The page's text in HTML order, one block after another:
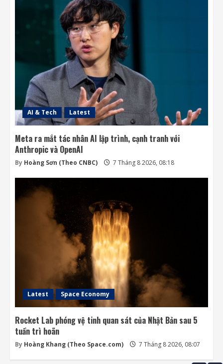
AI & Tech Latest
Meta ra mắt tác nhân AI lập trình, cạnh tranh với
Anthropic và OpenAI
By Hoàng Sơn (Theo CNBC) 7 Tháng 8 2026, 08:18
Latest Space Economy
Rocket Lab phóng vệ tinh quan sát của Nhật Bản sau 5
tuần trì hoãn
By Hoàng Khang (Theo Space.com) 7 Tháng 8 2026, 08:07